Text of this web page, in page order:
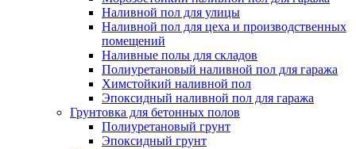
Наливной пол для улицы
Наливной пол для цеха и производственных
помещений
Наливные полы для складов
Полиуретановый наливной пол для гаража
Химстойкий наливной пол
Эпоксидный наливной пол для гаража
Грунтовка для бетонных полов
Полиуретановый грунт
Эпоксидный грунт